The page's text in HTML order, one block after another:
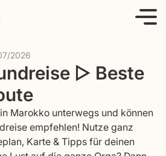
2026
▷ Beste
Marokko unterwegs und können
empfehlen! Nutze ganz
Karte & Tipps für deinen